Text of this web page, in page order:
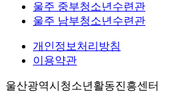
울주 중부청소년수련관
울주 남부청소년수련관
개인정보처리방침
이용약관
울산광역시청소년활동진흥센터